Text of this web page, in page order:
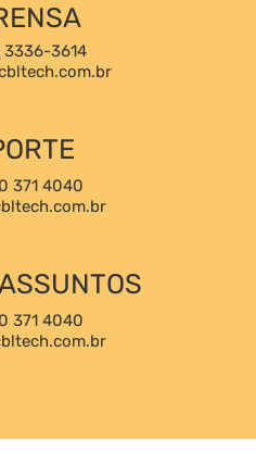
3336-3614
371 4040
371 4040